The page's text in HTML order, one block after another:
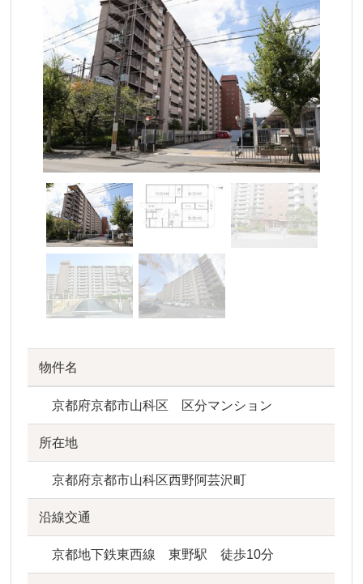
物件名
京都府京都市山科区 区分マンション
所在地
京都府京都市山科区西野阿芸沢町
沿線交通
京都地下鉄東西線 東野駅 徒歩10分